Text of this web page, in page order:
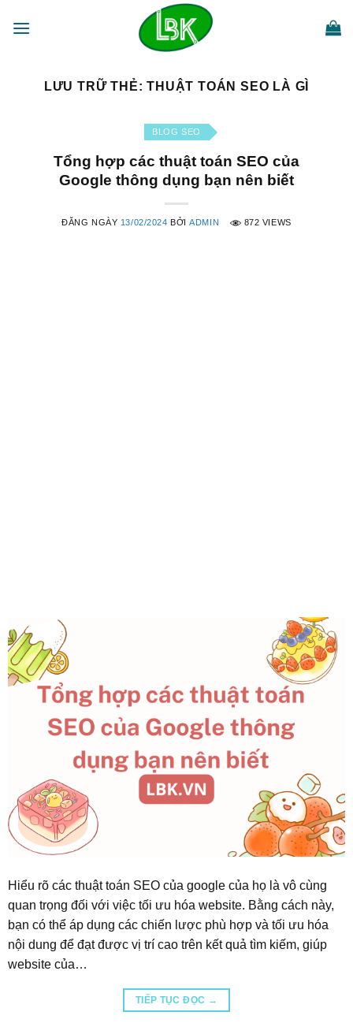
qua
LƯU TRỮ THẺ:THUẬT TOÁN SEO LÀ GÌ
BLOG SEO
Tổng hợp các thuật toán SEO của
Google thông dụng bạn nên biết
ĐĂNG NGÀY 13/02/2024 BỞIADMIN 872 VIEWS
Hiểu rõ các thuật toán SEO của google của họ là vô cùng
quan trọng đối với việc tối ưu hóa website. Bằng cách này,
bạn có thể áp dụng các chiến lược phù hợp và tối ưu hóa
nội dung để đạt được vị trí cao trên kết quả tìm kiếm, giúp
website của…
TIẾP TỤC ĐỌC →